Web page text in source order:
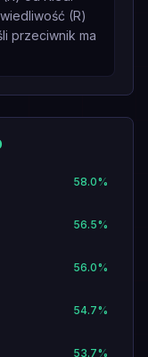
(R)
przeciwnik ma
58.0%
56.5%
56.0%
54.7%
53.7%